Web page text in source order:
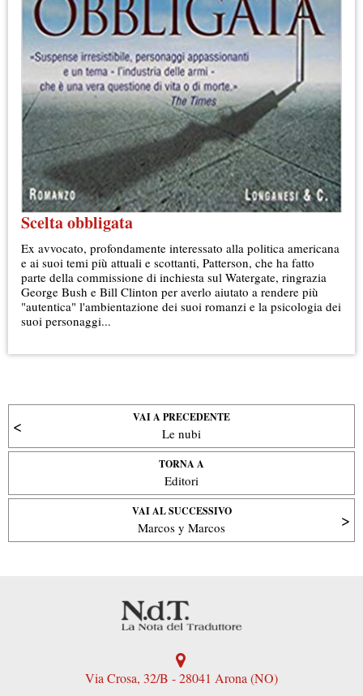
Scelta obbligata
Ex avvocato, profondamente interessato alla politica americana
e ai suoi temi più attuali e scottanti, Patterson, che ha fatto
parte della commissione di inchiesta sul Watergate, ringrazia
George Bush e Bill Clinton per averlo aiutato a rendere più
"autentica" l'ambientazione dei suoi romanzi e la psicologia dei
suoi personaggi...
VAI A PRECEDENTE
Le nubi
TORNA A
Editori
VAI AL SUCCESSIVO
Marcos y Marcos
Via Crosa, 32/B - 28041 Arona (NO)